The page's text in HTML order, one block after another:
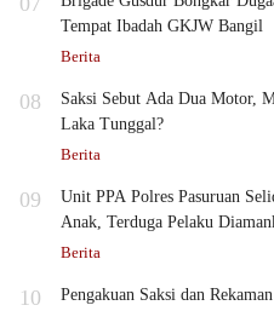
Tempat Ibadah GKJW Bangil
Berita
08
Saksi Sebut Ada Dua Motor,
Laka Tunggal?
Berita
09
Unit PPA Polres Pasuruan
Anak, Terduga Pelaku
Berita
10
Pengakuan Saksi dan